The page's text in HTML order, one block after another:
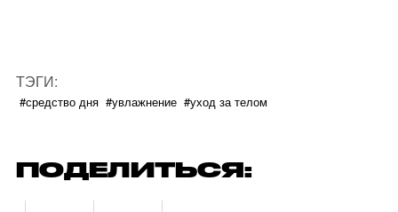
ТЭГИ:
#средство дня #увлажнение #уход за телом
ПОДЕЛИТЬСЯ: